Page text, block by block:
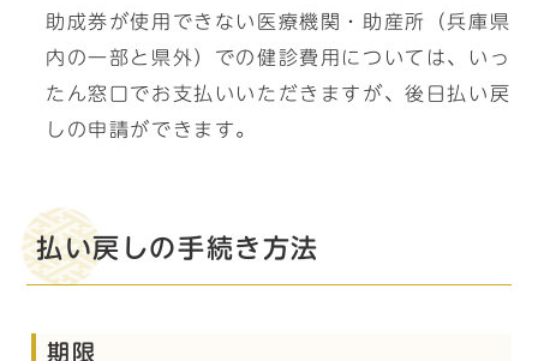
助成券が使用できない医療機関・助産所（兵庫県
内の一部と県外）での健診費用については、いっ
たん窓口でお支払いいただきますが、後日払い戻
しの申請ができます。
払い戻しの手続き方法
期限